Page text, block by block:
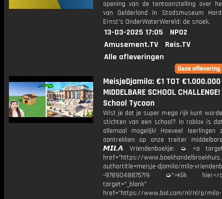
opening van de tentoonstelling over
van Gelderland in Stadsmuseum
Ernst's OnderWaterWereld: de snoek.
13-03-2025 17:05
NPO2
Amusement.TV
Reis.TV
Alle afleveringen
MeisjeDjamila: €1 TOT €1.000.000
MIDDELBARE SCHOOL
School Tycoon
Wist je dat je super mega rijk kunt
stichten van een school? In roblox is
allemaal mogelijk! Hoeveel leerlingen
aantrekken op onze treiter
𝙈𝙄𝙇𝘼 Vriendenboekje: ➭ <a
href="https://
authortitle=meisje-djamila/mila-
-9789048875719 ➭">Klik
target="_blank"
href="https://www.bol.com/nl/nl/p/mila-